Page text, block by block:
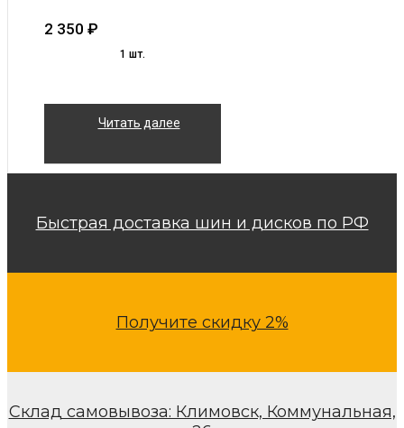
2 350 ₽
1 шт.
Читать далее
Быстрая доставка шин и дисков по РФ
Получите скидку 2%
Склад самовывоза: Климовск, Коммунальная,